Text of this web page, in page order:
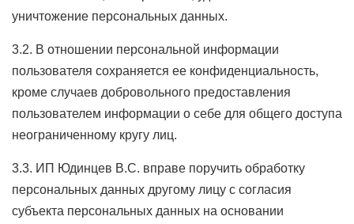
уничтожение персональных данных.
3.2. В отношении персональной информации
пользователя сохраняется ее конфиденциальность,
кроме случаев добровольного предоставления
пользователем информации о себе для общего доступа
неограниченному кругу лиц.
3.3. ИП Юдинцев В.С. вправе поручить обработку
персональных данных другому лицу с согласия
субъекта персональных данных на основании